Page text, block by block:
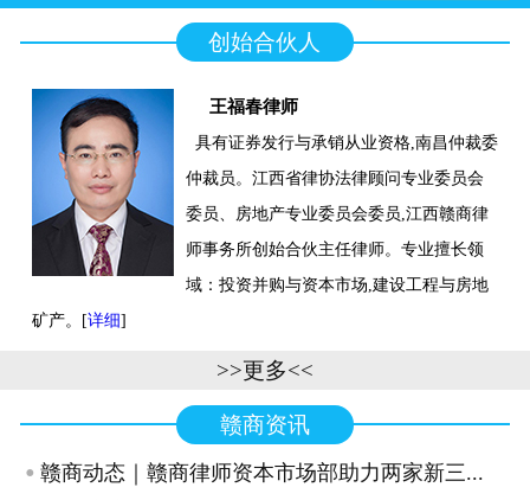
赣商研究
加入赣商
联系我们
创始合伙人
王福春律师
具有证券发行与承销从业资格,南昌仲裁委
仲裁员。江西省律协法律顾问专业委员会
委员、房地产专业委员会委员,江西赣商律
师事务所创始合伙主任律师。专业擅长领
域：投资并购与资本市场,建设工程与房地
矿产。[详细]
>>更多<<
赣商资讯
· 赣商动态｜赣商律师资本市场部助力两家新三...